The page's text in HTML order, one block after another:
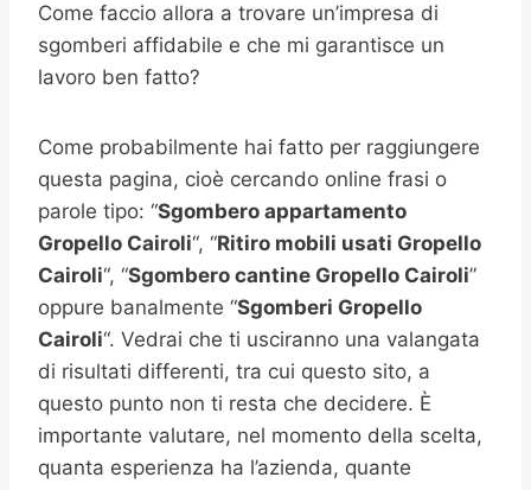
Come faccio allora a trovare un’impresa di
sgomberi affidabile e che mi garantisce un
lavoro ben fatto?
Come probabilmente hai fatto per raggiungere
questa pagina, cioè cercando online frasi o
parole tipo: “Sgombero appartamento
Gropello Cairoli“, “Ritiro mobili usati Gropello
Cairoli“, “Sgombero cantine Gropello Cairoli”
oppure banalmente “Sgomberi Gropello
Cairoli“. Vedrai che ti usciranno una valangata
di risultati differenti, tra cui questo sito, a
questo punto non ti resta che decidere. È
importante valutare, nel momento della scelta,
quanta esperienza ha l’azienda, quante